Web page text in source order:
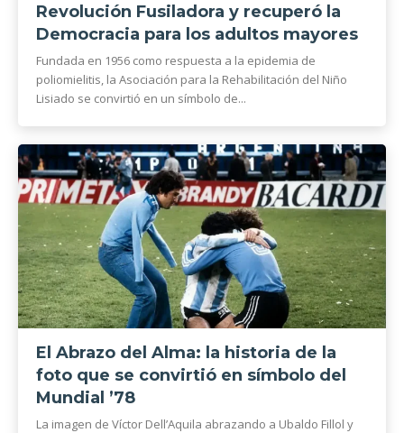
Revolución Fusiladora y recuperó la
Democracia para los adultos mayores
Fundada en 1956 como respuesta a la epidemia de
poliomielitis, la Asociación para la Rehabilitación del Niño
Lisiado se convirtió en un símbolo de...
El Abrazo del Alma: la historia de la
foto que se convirtió en símbolo del
Mundial ’78
La imagen de Víctor Dell’Aquila abrazando a Ubaldo Fillol y